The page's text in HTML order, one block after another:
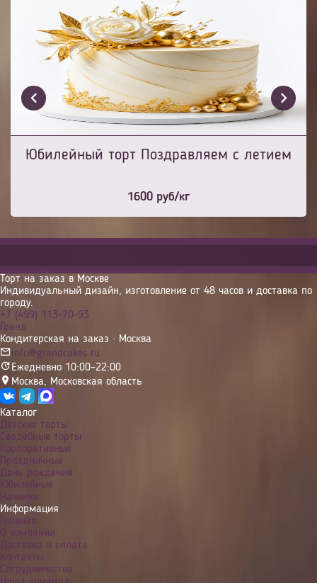
Юбилейный торт Поздравляем с летием
1600 руб/кг
Торт на заказ в Москве
Индивидуальный дизайн, изготовление от 48 часов и доставка по
городу.
+7 (499) 113-70-93
Гранд
Кондитерская на заказ · Москва
info@grandcakes.ru
Ежедневно 10:00–22:00
Москва, Московская область
Каталог
Детские торты
Свадебные торты
Корпоративные
Праздничные
День рождения
Юбилейные
Начинки
Информация
Главная
О компании
Доставка и оплата
Контакты
Сотрудничество